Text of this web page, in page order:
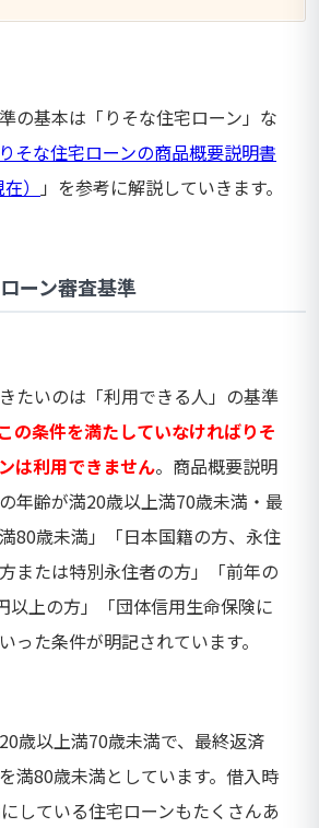
の基本は「りそな住宅ローン」な
りそな住宅ローンの商品概要説明書
）
」を参考に解説していきます。
ーン審査基準
たいのは「利用できる人」の基準
この条件を満たしていなければりそ
は利用できません。商品概要説明
年齢が満20歳以上満70歳未満・最
80歳未満」「日本国籍の方、永住
または特別永住者の方」「前年の
以上の方」「団体信用生命保険に
った条件が明記されています。
歳以上満70歳未満で、最終返済
満80歳未満としています。借入時
している住宅ローンもたくさんあ